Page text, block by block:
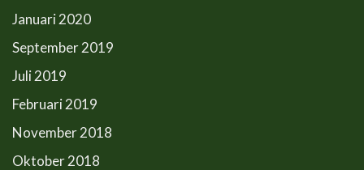
Januari 2020
September 2019
Juli 2019
Februari 2019
November 2018
Oktober 2018